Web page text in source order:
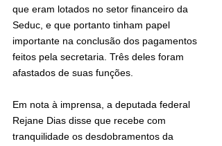
que eram lotados no setor financeiro da
Seduc, e que portanto tinham papel
importante na conclusão dos pagamentos
feitos pela secretaria. Três deles foram
afastados de suas funções.
Em nota à imprensa, a deputada federal
Rejane Dias disse que recebe com
tranquilidade os desdobramentos da